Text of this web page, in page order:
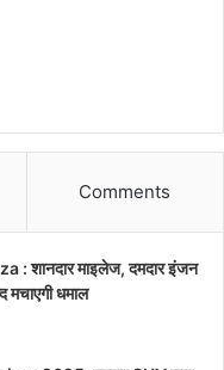
Comments
शानदार माइलेज, दमदार इंजन
धमाल